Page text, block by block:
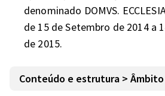
denominado DOMVS.
de 15 de Setembro de 2014 a
de 2015.
Conteúdo e estrutura >